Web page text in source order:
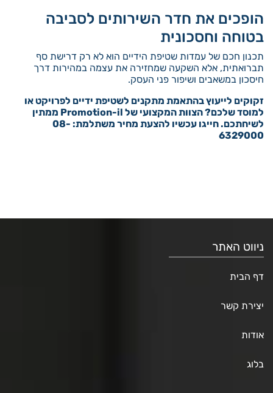
הופכים את חדר השירותים לסביבה
בטוחה וחסכונית
תכנון חכם של עמדות שטיפת הידיים הוא לא רק דרישת סף
תברואתית, אלא השקעה שמחזירה את עצמה במהירות דרך
חיסכון במשאבים ושיפור פני העסק.
זקוקים לייעוץ בהתאמת מתקנים לשטיפת ידיים לפרויקט או
למוסד שלכם? הצוות המקצועי של Promotion-il ממתין
לשיחתכם. חייגו עכשיו להצעת מחיר משתלמת: 08-
6329000
ניווט האתר
דף הבית
יצירת קשר
אודות
בלוג